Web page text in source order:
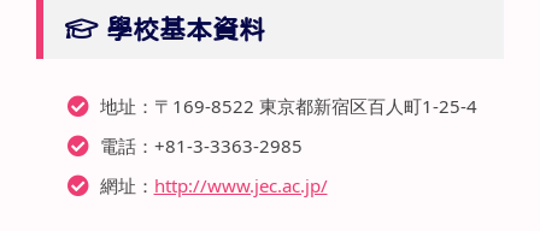
學校基本資料
地址：〒169-8522 東京都新宿区百人町1-25-4
電話：+81-3-3363-2985
網址： http://www.jec.ac.jp/